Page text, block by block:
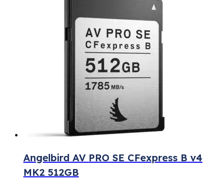
Angelbird AV PRO SE CFexpress B v4
MK2 512GB